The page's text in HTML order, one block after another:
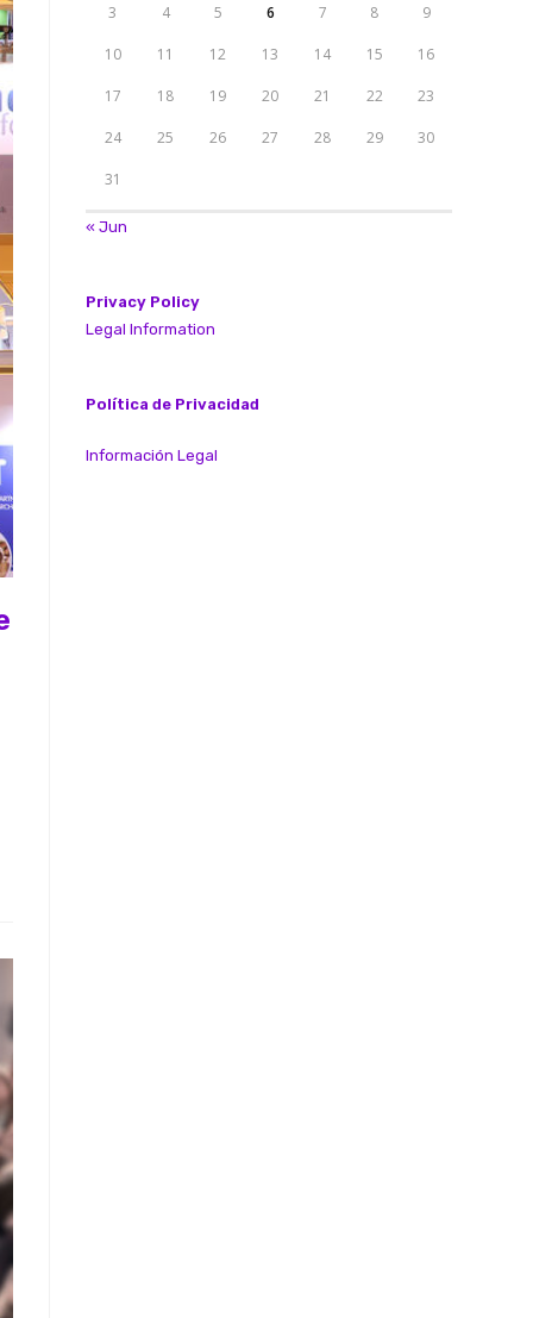
3 4 5 6 7 8 9
10 11 12 13 14 15 16
17 18 19 20 21 22 23
24 25 26 27 28 29 30
31
« Jun
Privacy Policy
Legal Information
Política de Privacidad
Información Legal